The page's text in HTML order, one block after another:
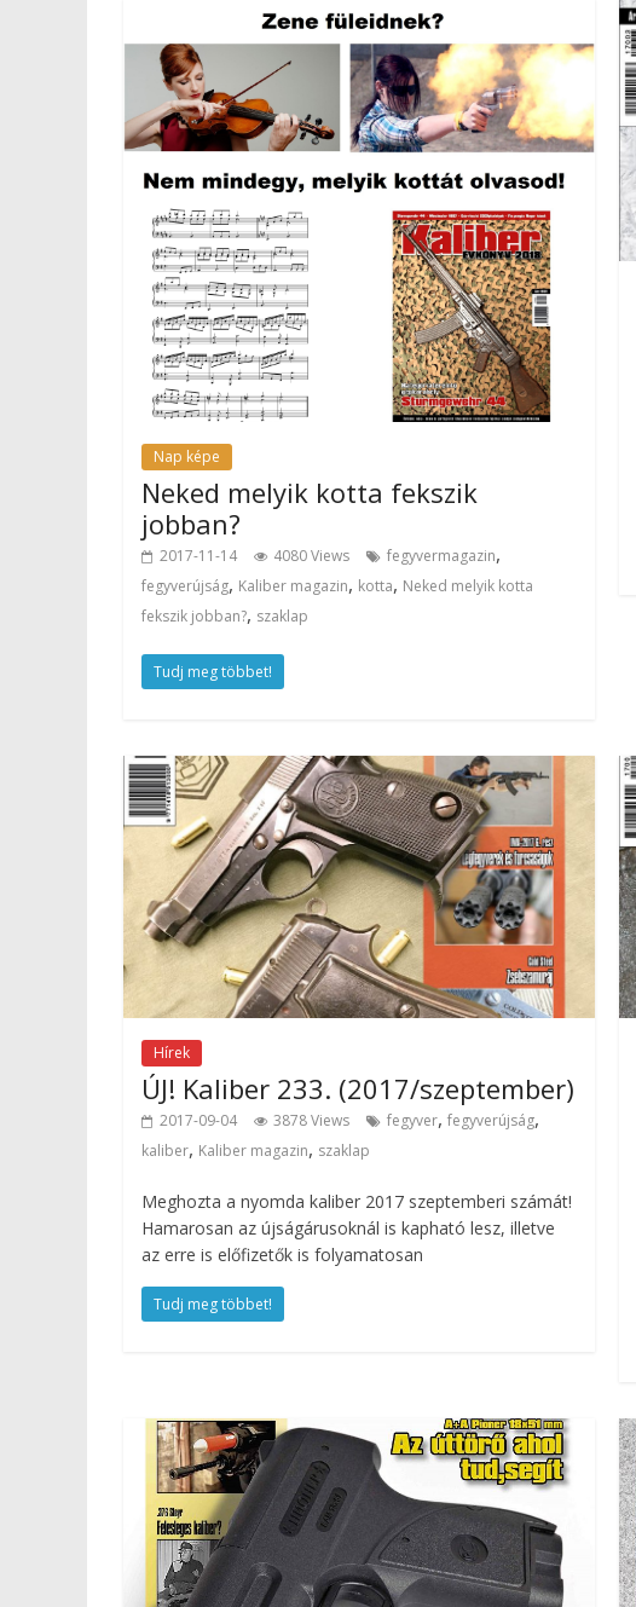
Nap képe
Neked melyik kotta fekszik
jobban?
2017-11-14 4080 Views fegyvermagazin,
fegyverújság, Kaliber magazin, kotta, Neked melyik kotta
fekszik jobban?, szaklap
Tudj meg többet!
Hírek
ÚJ! Kaliber 233. (2017/szeptember)
2017-09-04 3878 Views fegyver, fegyverújság,
kaliber, Kaliber magazin, szaklap
Meghozta a nyomda kaliber 2017 szeptemberi számát!
Hamarosan az újságárusoknál is kapható lesz, illetve
az erre is előfizetők is folyamatosan
Tudj meg többet!